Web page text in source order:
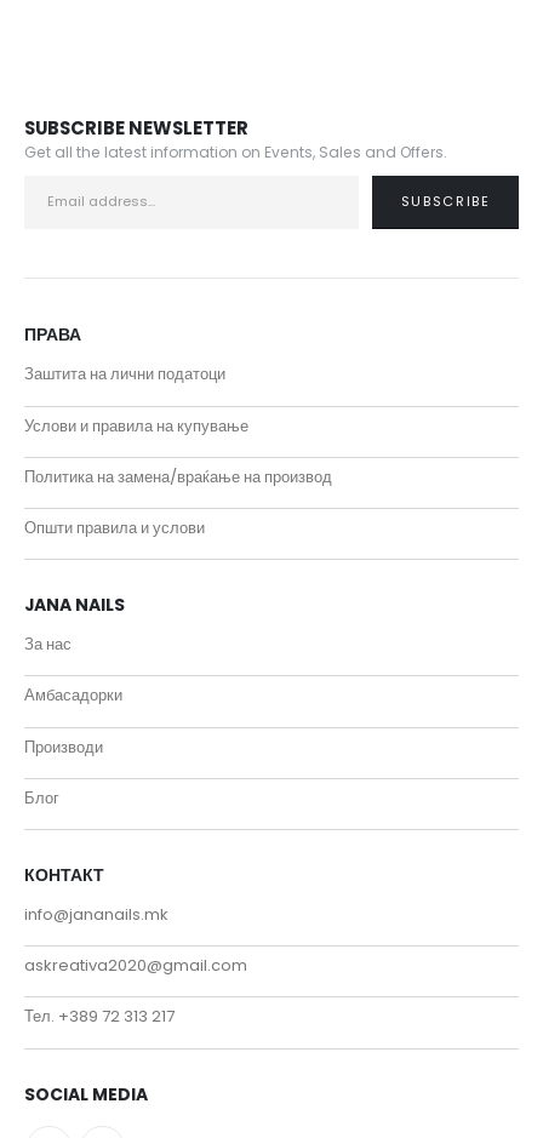
SUBSCRIBE NEWSLETTER
Get all the latest information on Events, Sales and Offers.
ПРАВА
Заштита на лични податоци
Услови и правила на купување
Политика на замена/враќање на производ
Општи правила и услови
JANA NAILS
За нас
Амбасадорки
Производи
Блог
КОНТАКТ
info@jananails.mk
askreativa2020@gmail.com
Тел. +389 72 313 217
SOCIAL MEDIA